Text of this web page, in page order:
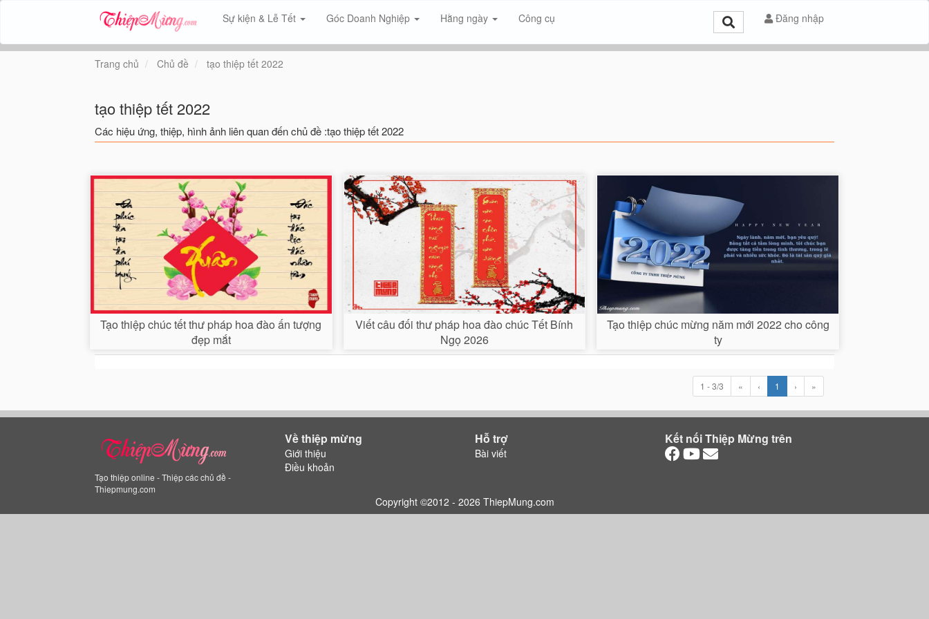
Sự kiện & Lễ Tết Góc Doanh Nghiệp Hằng ngày Công cụ Đăng nhập
Trang chủ Chủ đề tạo thiệp tết 2022
tạo thiệp tết 2022
Các hiệu ứng, thiệp, hình ảnh liên quan đến chủ đề :tạo thiệp tết 2022
Tạo thiệp chúc tết thư pháp hoa đào ấn tượng
đẹp mắt
Viết câu đối thư pháp hoa đào chúc Tết Bính
Ngọ 2026
Tạo thiệp chúc mừng năm mới 2022 cho công
ty
1 - 3/3 « ‹ 1 › »
Tạo thiệp online - Thiệp các chủ đề -
Thiepmung.com
Về thiệp mừng
Giới thiệu
Điều khoản
Hỗ trợ
Bài viết
Kết nối Thiệp Mừng trên
Copyright ©2012 - 2026 ThiepMung.com